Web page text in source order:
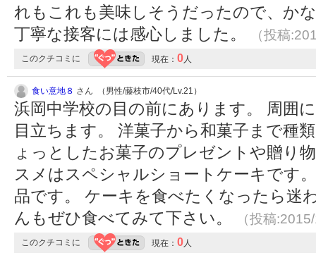
れもこれも美味しそうだったので、か
丁寧な接客には感心しました。
（投稿
このクチコミに 現在： 0人
食い意地８ さん （男性/藤枝市/40代/Lv.21）
浜岡中学校の目の前にあります。 周囲
目立ちます。 洋菓子から和菓子まで種
ょっとしたお菓子のプレゼントや贈り
スメはスペシャルショートケーキです
品です。 ケーキを食べたくなったら迷
んもぜひ食べてみて下さい。
（投稿
このクチコミに 現在： 0人